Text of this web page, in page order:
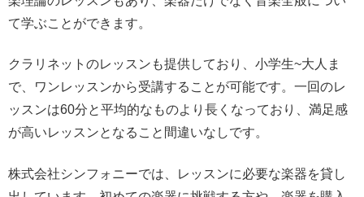
て学ぶことができます。
クラリネットのレッスンも提供しており、小学生~大人ま
で、ワンレッスンから受講することが可能です。一回のレ
ッスンは60分と平均的なものより長くなっており、満足感
が高いレッスンとなること間違いなしです。
株式会社シンフォニーでは、レッスンに必要な楽器を貸し